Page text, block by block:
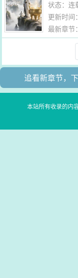
状态：连
更新时
最新章节
追看新章节，
本站所有收录的内